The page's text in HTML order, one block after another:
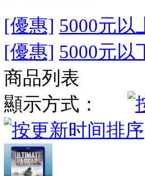
[優惠] 5000元以
[優惠] 5000元以
商品列表
顯示方式：